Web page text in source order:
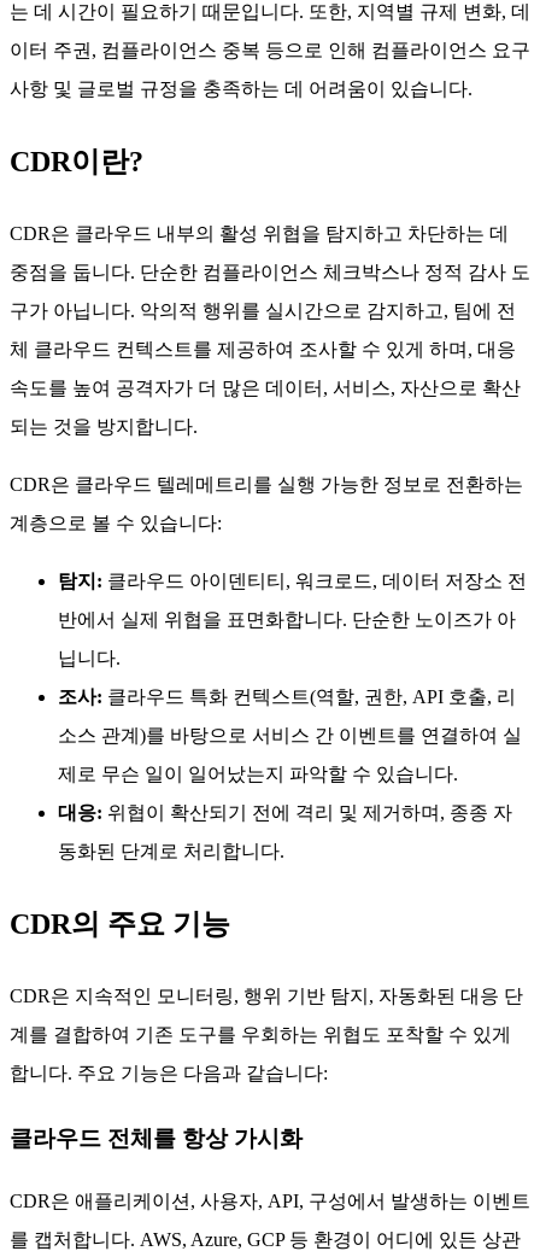
는 데 시간이 필요하기 때문입니다. 또한, 지역별 규제 변화, 데
이터 주권, 컴플라이언스 중복 등으로 인해 컴플라이언스 요구
사항 및 글로벌 규정을 충족하는 데 어려움이 있습니다.
CDR이란?
CDR은 클라우드 내부의 활성 위협을 탐지하고 차단하는 데
중점을 둡니다. 단순한 컴플라이언스 체크박스나 정적 감사 도
구가 아닙니다. 악의적 행위를 실시간으로 감지하고, 팀에 전
체 클라우드 컨텍스트를 제공하여 조사할 수 있게 하며, 대응
속도를 높여 공격자가 더 많은 데이터, 서비스, 자산으로 확산
되는 것을 방지합니다.
CDR은 클라우드 텔레메트리를 실행 가능한 정보로 전환하는
계층으로 볼 수 있습니다:
탐지: 클라우드 아이덴티티, 워크로드, 데이터 저장소 전
반에서 실제 위협을 표면화합니다. 단순한 노이즈가 아
닙니다.
조사: 클라우드 특화 컨텍스트(역할, 권한, API 호출, 리
소스 관계)를 바탕으로 서비스 간 이벤트를 연결하여 실
제로 무슨 일이 일어났는지 파악할 수 있습니다.
대응: 위협이 확산되기 전에 격리 및 제거하며, 종종 자
동화된 단계로 처리합니다.
CDR의 주요 기능
CDR은 지속적인 모니터링, 행위 기반 탐지, 자동화된 대응 단
계를 결합하여 기존 도구를 우회하는 위협도 포착할 수 있게
합니다. 주요 기능은 다음과 같습니다:
클라우드 전체를 항상 가시화
CDR은 애플리케이션, 사용자, API, 구성에서 발생하는 이벤트
를 캡처합니다. AWS, Azure, GCP 등 환경이 어디에 있든 상관